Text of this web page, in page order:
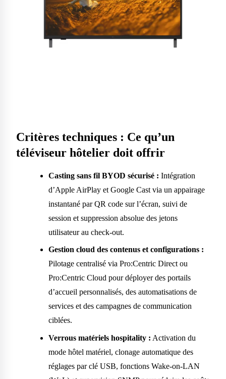
Critères techniques : Ce qu’un
téléviseur hôtelier doit offrir
Casting sans fil BYOD sécurisé : Intégration
d’Apple AirPlay et Google Cast via un appairage
instantané par QR code sur l’écran, suivi de
session et suppression absolue des jetons
utilisateur au check-out.
Gestion cloud des contenus et configurations :
Pilotage centralisé via Pro:Centric Direct ou
Pro:Centric Cloud pour déployer des portails
d’accueil personnalisés, des automatisations de
services et des campagnes de communication
ciblées.
Verrous matériels hospitality : Activation du
mode hôtel matériel, clonage automatique des
réglages par clé USB, fonctions Wake-on-LAN